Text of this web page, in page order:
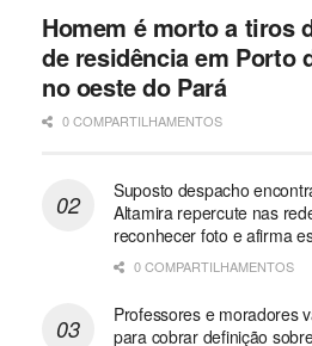
Homem é morto a tiros
de residência em Porto
no oeste do Pará
0 COMPARTILHAMENTOS
Suposto despacho
Altamira repercute nas
reconhecer foto e afirma
0 COMPARTILHAMENTOS
Professores e moradores
para cobrar definição